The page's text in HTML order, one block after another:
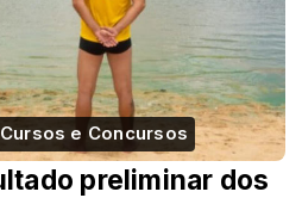
e Concursos
preliminar dos